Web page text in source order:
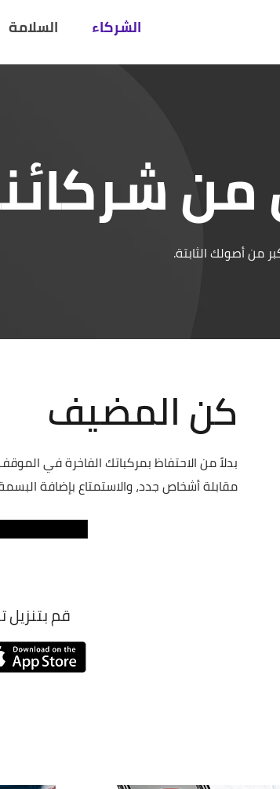
السلامة الشركاء
من أصولك الثابتة.
كن المضيف
بدلاً من الاحتفاظ بمركباتك الفاخرة في
مقابلة أشخاص جدد، والاستمتاع بإضافة
قم